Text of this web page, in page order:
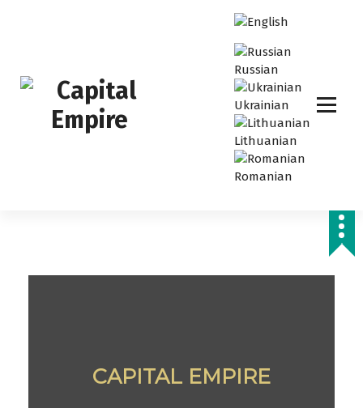
Russian
Ukrainian
Lithuanian
Romanian
CAPITAL EMPIRE